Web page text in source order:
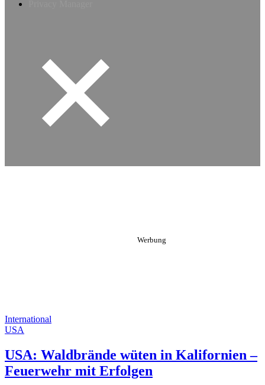
International
USA
USA: Waldbrände wüten in Kalifornien –
Feuerwehr mit Erfolgen